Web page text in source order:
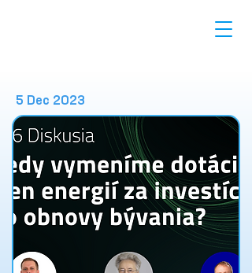
5 Dec 2023